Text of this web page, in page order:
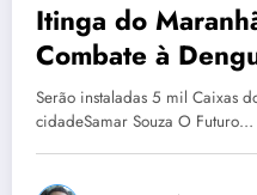
Itinga do
Combate à
Tecnologia
Serão instaladas 5 mil Caixas
cidadeSamar Souza O Futuro…